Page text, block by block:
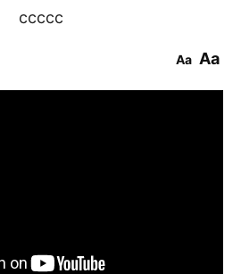
ccccc
Aa Aa